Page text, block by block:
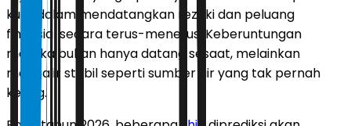
kuat dalam mendatangkan rezeki dan peluang
finansial secara terus-menerus. Keberuntungan
mereka bukan hanya datang sesaat, melainkan
mengalir stabil seperti sumber air yang tak pernah
kering.